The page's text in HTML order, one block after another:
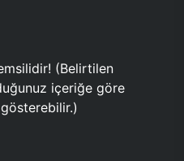
(Belirtilen
içeriğe göre